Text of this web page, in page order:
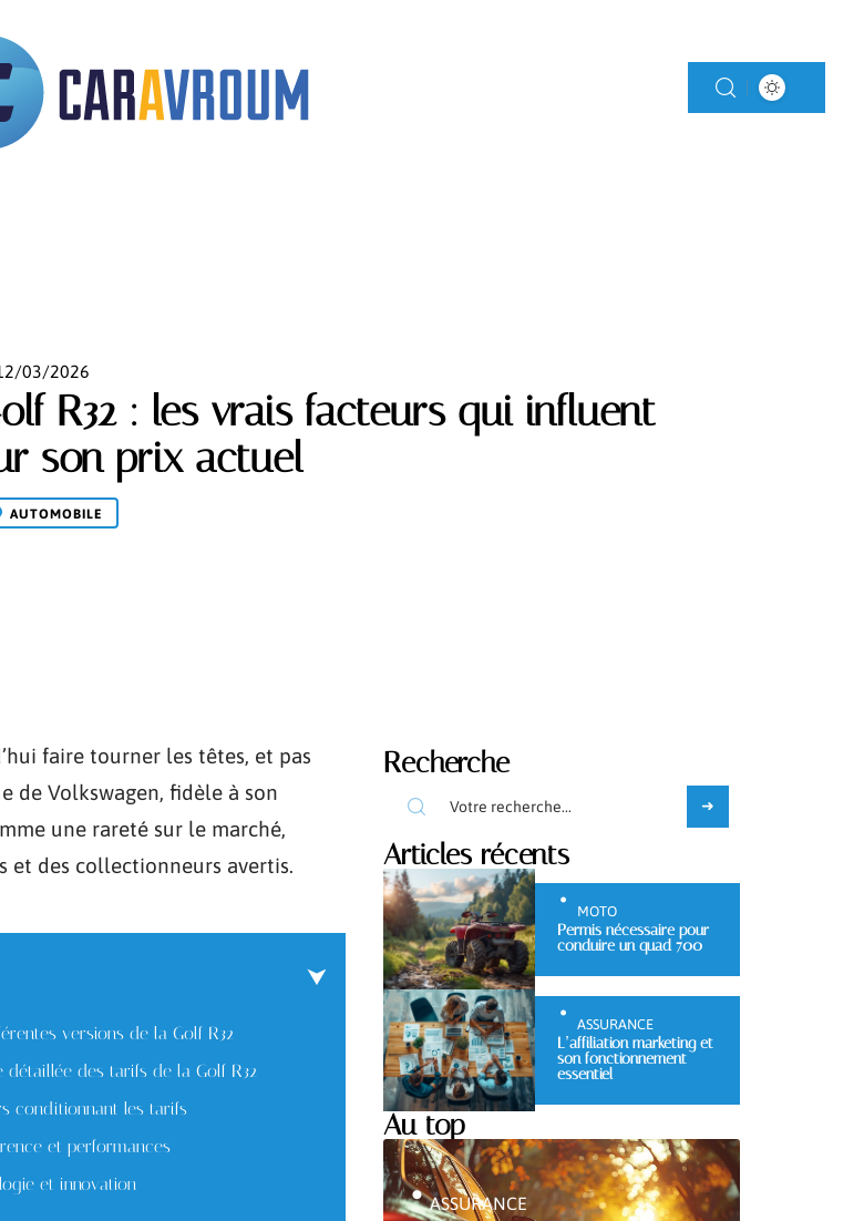
03/2026
R32 : les vrais facteurs qui influent
son prix actuel
AUTOMOBILE
faire tourner les têtes, et pas
de Volkswagen, fidèle à son
une rareté sur le marché,
et des collectionneurs avertis.
versions de la Golf R32
détaillée des tarifs de la Golf R32
conditionnant les tarifs
et performances
et innovation
Recherche
Articles récents
MOTO
Permis nécessaire pour
conduire un quad 700
ASSURANCE
L’affiliation marketing et
son fonctionnement
essentiel
Au top
ASSURANCE